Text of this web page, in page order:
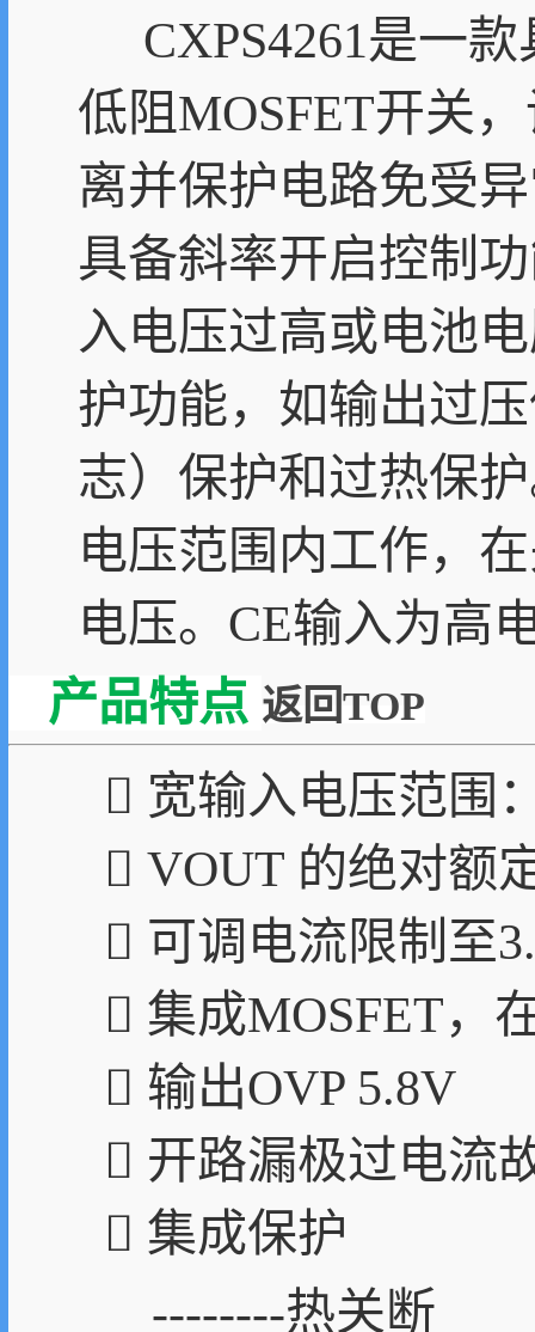
CXPS4261是一款
低阻MOSFET开关
离并保护电路免受
具备斜率开启控制
入电压过高或电池
护功能，如输出过
志）保护和过热保
电压范围内工作，
电压。CE输入为高
产品特点 返回TOP
 宽输入电压范围
 VOUT 的绝对额
 可调电流限制至
 集成MOSFET，
 输出OVP 5.8V
 开路漏极过电流
 集成保护
--------热关断